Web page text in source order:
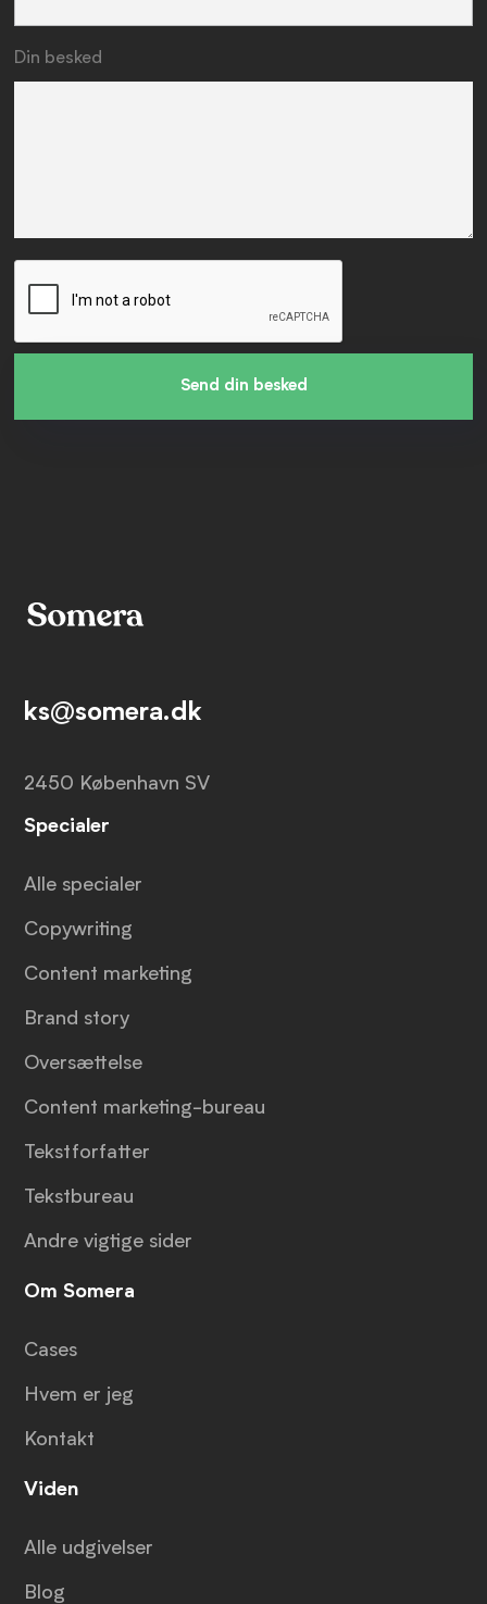
Din besked
Send din besked
ks@somera.dk
2450 København SV
Specialer
Alle specialer
Copywriting
Content marketing
Brand story
Oversættelse
Content marketing-bureau
Tekstforfatter
Tekstbureau
Andre vigtige sider
Om Somera
Cases
Hvem er jeg
Kontakt
Viden
Alle udgivelser
Blog